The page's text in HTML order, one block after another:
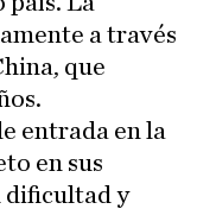
a través
que
entrada en la
en sus
dificultad y